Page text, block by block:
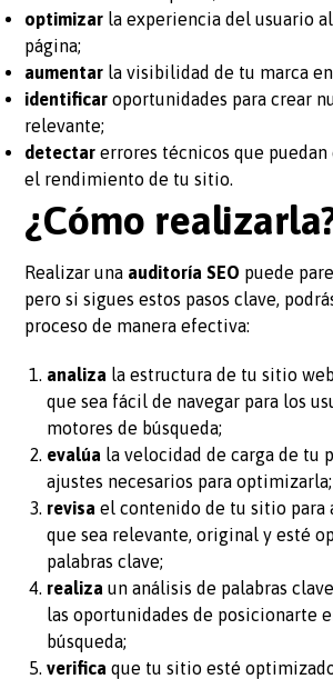
optimizar la experiencia del usuario
página;
aumentar la visibilidad de tu marca
identificar oportunidades para crear
relevante;
detectar errores técnicos que
el rendimiento de tu sitio.
¿Cómo
Realizar una auditoría SEO puede
pero si sigues estos pasos clave,
proceso de manera efectiva:
analiza la estructura de tu sitio
que sea fácil de navegar para los
motores de búsqueda;
evalúa la velocidad de carga de tu
ajustes necesarios para optimizarla;
revisa el contenido de tu sitio para
que sea relevante, original y esté
palabras clave;
realiza un análisis de palabras
las oportunidades de posicionarte
búsqueda;
verifica que tu sitio esté